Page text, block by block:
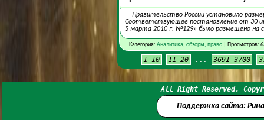
Правительство России установило
Соответствующее постановление от 30
5 марта 2010 г. №129» было размещено на
Категория: Аналитика, обзоры, право| Просмотров:
1-10 11-20 ... 3691-3700
All Right Reserved.
Поддержка сайта: